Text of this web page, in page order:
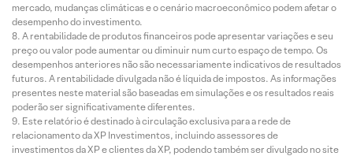
mercado, mudanças climáticas e o cenário macroeconômico podem afetar o
desempenho do investimento.
A rentabilidade de produtos financeiros pode apresentar variações e seu
preço ou valor pode aumentar ou diminuir num curto espaço de tempo. Os
desempenhos anteriores não são necessariamente indicativos de resultados
futuros. A rentabilidade divulgada não é líquida de impostos. As informações
presentes neste material são baseadas em simulações e os resultados reais
poderão ser significativamente diferentes.
Este relatório é destinado à circulação exclusiva para a rede de
relacionamento da XP Investimentos, incluindo assessores de
investimentos da XP e clientes da XP, podendo também ser divulgado no site